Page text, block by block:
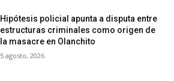
Hipótesis policial apunta a disputa entre
estructuras criminales como origen de
la masacre en Olanchito
5 agosto, 2026